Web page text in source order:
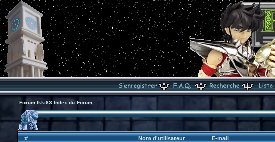
Forum Ikki63 Index du Forum
# Nom d'utilisateur E-mail